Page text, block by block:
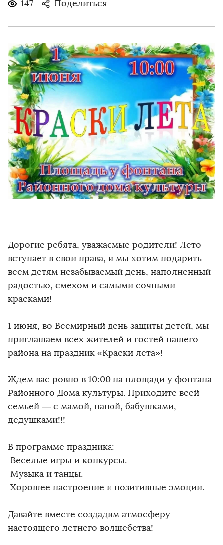
147 Поделиться
Дорогие ребята, уважаемые родители! Лето
вступает в свои права, и мы хотим подарить
всем детям незабываемый день, наполненный
радостью, смехом и самыми сочными
красками!
1 июня, во Всемирный день защиты детей, мы
приглашаем всех жителей и гостей нашего
района на праздник «Краски лета»!
Ждем вас ровно в 10:00 на площади у фонтана
Районного Дома культуры. Приходите всей
семьей — с мамой, папой, бабушками,
дедушками!!!
В программе праздника:
Веселые игры и конкурсы.
Музыка и танцы.
Хорошее настроение и позитивные эмоции.
Давайте вместе создадим атмосферу
настоящего летнего волшебства!